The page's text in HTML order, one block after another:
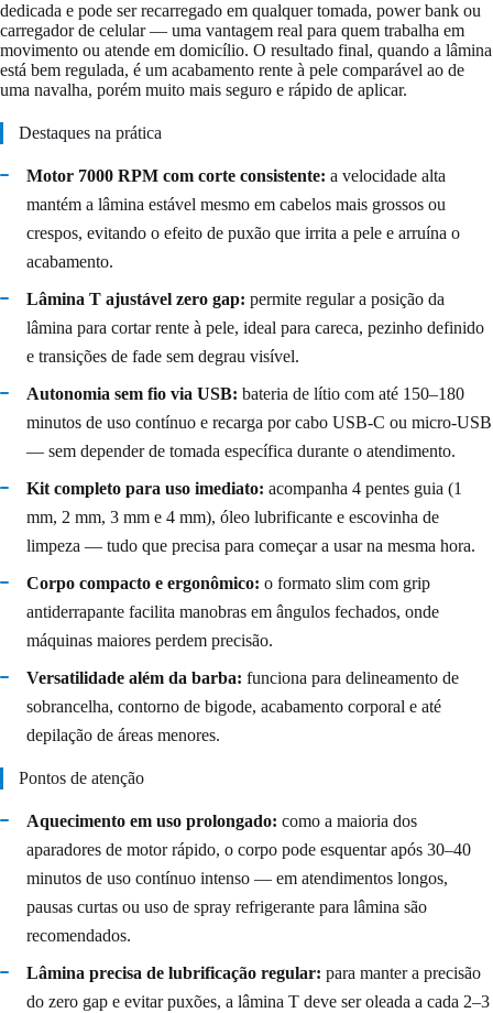
dedicada e pode ser recarregado em qualquer tomada, power bank ou
carregador de celular — uma vantagem real para quem trabalha em
movimento ou atende em domicílio. O resultado final, quando a lâmina
está bem regulada, é um acabamento rente à pele comparável ao de
uma navalha, porém muito mais seguro e rápido de aplicar.
Destaques na prática
Motor 7000 RPM com corte consistente: a velocidade alta
mantém a lâmina estável mesmo em cabelos mais grossos ou
crespos, evitando o efeito de puxão que irrita a pele e arruína o
acabamento.
Lâmina T ajustável zero gap: permite regular a posição da
lâmina para cortar rente à pele, ideal para careca, pezinho definido
e transições de fade sem degrau visível.
Autonomia sem fio via USB: bateria de lítio com até 150–180
minutos de uso contínuo e recarga por cabo USB-C ou micro-USB
— sem depender de tomada específica durante o atendimento.
Kit completo para uso imediato: acompanha 4 pentes guia (1
mm, 2 mm, 3 mm e 4 mm), óleo lubrificante e escovinha de
limpeza — tudo que precisa para começar a usar na mesma hora.
Corpo compacto e ergonômico: o formato slim com grip
antiderrapante facilita manobras em ângulos fechados, onde
máquinas maiores perdem precisão.
Versatilidade além da barba: funciona para delineamento de
sobrancelha, contorno de bigode, acabamento corporal e até
depilação de áreas menores.
Pontos de atenção
Aquecimento em uso prolongado: como a maioria dos
aparadores de motor rápido, o corpo pode esquentar após 30–40
minutos de uso contínuo intenso — em atendimentos longos,
pausas curtas ou uso de spray refrigerante para lâmina são
recomendados.
Lâmina precisa de lubrificação regular: para manter a precisão
do zero gap e evitar puxões, a lâmina T deve ser oleada a cada 2–3